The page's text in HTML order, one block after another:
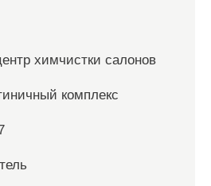
химчистки салонов
комплекс